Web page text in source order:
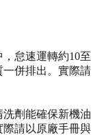
怠速運轉約10至
一併排出。實際請
劑能確保新機油
請以原廠手冊與